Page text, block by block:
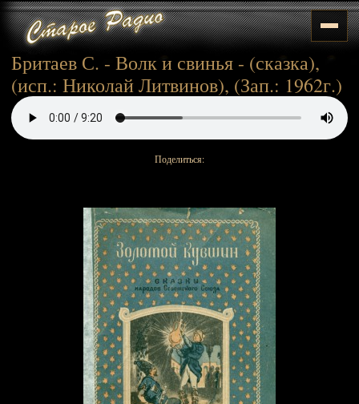
Бритаев С. - Волк и свинья - (сказка),
(исп.: Николай Литвинов), (Зап.: 1962г.)
Поделиться: